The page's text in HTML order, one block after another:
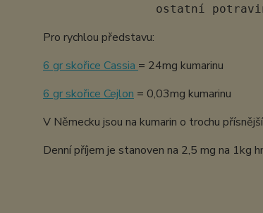
ostatní
Pro rychlou představu:
6 gr skořice Cassia = 24mg kumarinu
6 gr skořice Cejlon = 0,03mg kumarinu
V Německu jsou na kumarin o trochu
Denní příjem je stanoven na 2,5 mg na 1kg